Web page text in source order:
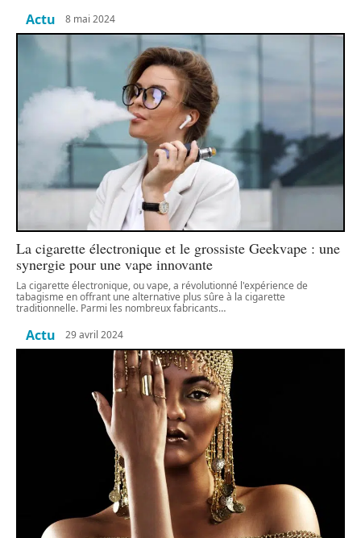
Actu 8 mai 2024
La cigarette électronique et le grossiste Geekvape : une
synergie pour une vape innovante
La cigarette électronique, ou vape, a révolutionné l'expérience de
tabagisme en offrant une alternative plus sûre à la cigarette
traditionnelle. Parmi les nombreux fabricants…
Actu 29 avril 2024